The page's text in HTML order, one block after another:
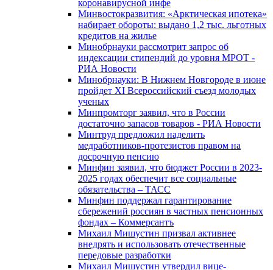
коронавирусной инфе
Минвостокразвития: «Арктическая ипотека»
набирает обороты: выдано 1,2 тыс. льготных
кредитов на жилье
Минобрнауки рассмотрит запрос об
индексации стипендий до уровня МРОТ -
РИА Новости
Минобрнауки: В Нижнем Новгороде в июне
пройдет XI Всероссийский съезд молодых
ученых
Минпромторг заявил, что в России
достаточно запасов товаров - РИА Новости
Минтруд предложил наделить
медработников-протезистов правом на
досрочную пенсию
Минфин заявил, что бюджет России в 2023-
2025 годах обеспечит все социальные
обязательства – ТАСС
Минфин поддержал гарантирование
сбережений россиян в частных пенсионных
фондах – Коммерсантъ
Михаил Мишустин призвал активнее
внедрять и использовать отечественные
передовые разработки
Михаил Мишустин утвердил вице-